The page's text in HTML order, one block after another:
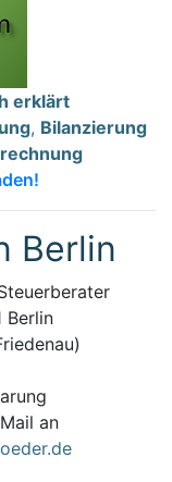
erklärt
, Bilanzierung
Berlin
Berlin
an